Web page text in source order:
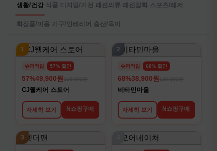
생활/건강 식품 디지털/가전 패션의류 패션잡화 스포츠/레저
화장품/미용 가구/인테리어 출산/육아
1
슈퍼적립 57% 할인
57%49,900원
CJ웰케어 스토어
자세히 보기 N쇼핑구매
2
슈퍼적립 68% 할인
68%38,900원
비타민마을
자세히 보기 N쇼핑구매
3